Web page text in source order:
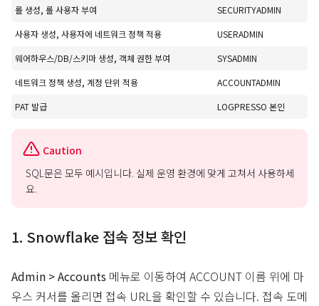
롤 생성, 롤 사용자 부여
SECURITYADMIN
사용자 생성, 사용자에 네트워크 정책 적용
USERADMIN
웨어하우스/DB/스키마 생성, 객체 권한 부여
SYSADMIN
네트워크 정책 생성, 계정 단위 적용
ACCOUNTADMIN
PAT 발급
LOGPRESSO 본인
Caution
SQL문은 모두 예시입니다. 실제 운영 환경에 맞게 고쳐서 사용하세
요.
1. Snowflake 접속 정보 확인
Admin > Accounts 메뉴로 이동하여 ACCOUNT 이름 위에 마
우스 커서를 올리면 접속 URL을 확인할 수 있습니다. 접속 도메